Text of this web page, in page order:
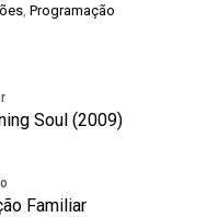
Programação
Soul (2009)
Familiar